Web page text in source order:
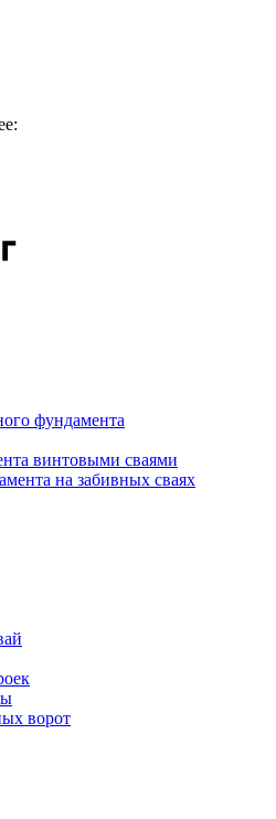
фундамента
винтовыми сваями
на забивных сваях
ворот